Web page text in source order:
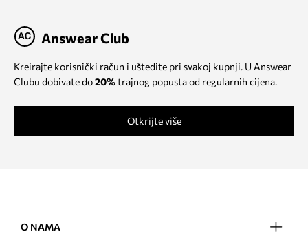
Answear Club
Kreirajte korisnički račun i uštedite pri svakoj kupnji. U Answear
Clubu dobivate do20%trajnog popusta od regularnih cijena.
Otkrijte više
O NAMA